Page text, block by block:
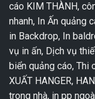
cáo KIM THÀNH,
nhanh, In Ấn quảng
in Backdrop, In
vụ in ấn, Dịch vụ
biển quảng cáo, Thi
XUẤT HANGER,
trong nhà, in pp